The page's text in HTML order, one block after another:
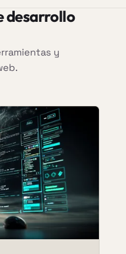
desarrollo
y